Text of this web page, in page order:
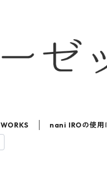
nani IROの使用